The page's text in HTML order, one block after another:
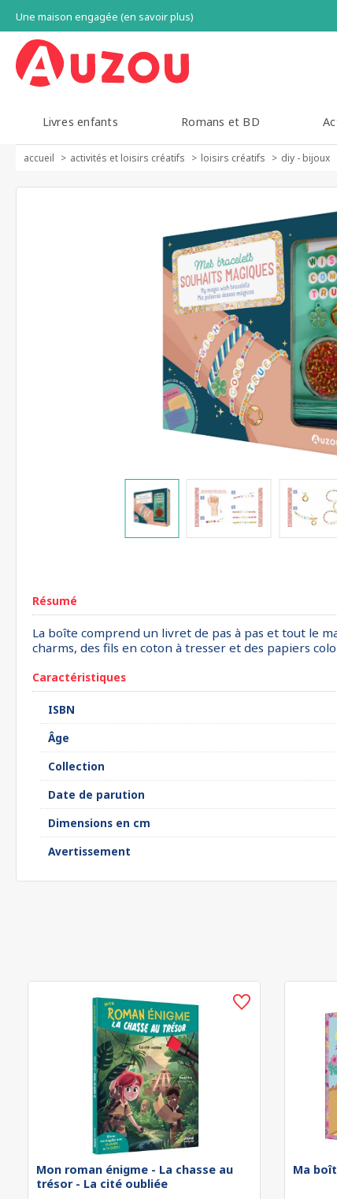
Une maison engagée (en savoir plus)
Livres enfants Romans et BD
accueil activités et loisirs créatifs loisirs créatifs diy - bijoux
Résumé
La boîte comprend un livret de pas à pas et tout le
charms, des fils en coton à tresser et des papiers
Caractéristiques
ISBN
Âge
Collection
Date de parution
Dimensions en cm
Avertissement
Mon roman énigme - La chasse au
trésor - La cité oubliée
Ma